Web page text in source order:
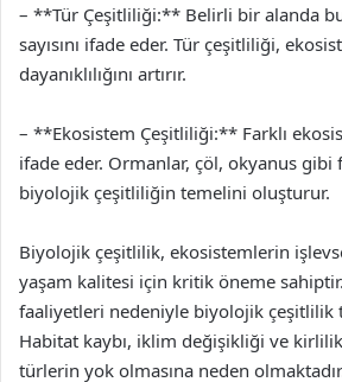
– **Tür Çeşitliliği:** Belirli bir alanda
sayısını ifade eder. Tür çeşitliliği,
dayanıklılığını artırır.
– **Ekosistem Çeşitliliği:** Farklı
ifade eder. Ormanlar, çöl, okyanus gibi
biyolojik çeşitliliğin temelini oluşturur.
Biyolojik çeşitlilik, ekosistemlerin
yaşam kalitesi için kritik öneme
faaliyetleri nedeniyle biyolojik çeşitlilik
Habitat kaybı, iklim değişikliği ve
türlerin yok olmasına neden